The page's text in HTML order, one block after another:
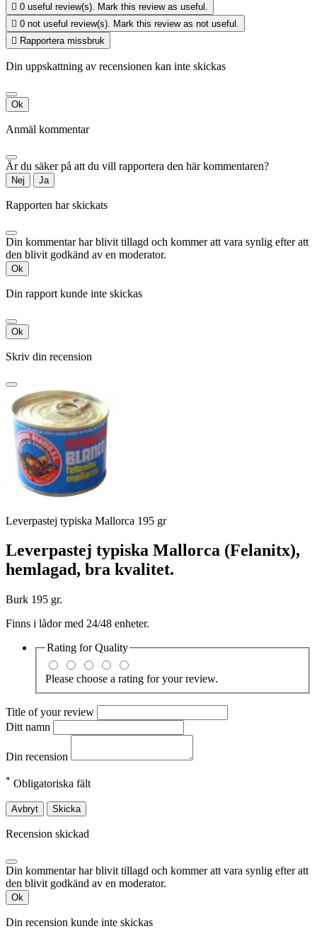
 0 useful review(s). Mark this review as useful.
 0 not useful review(s). Mark this review as not useful.
 Rapportera missbruk
Din uppskattning av recensionen kan inte skickas
Ok
Anmäl kommentar
Är du säker på att du vill rapportera den här kommentaren?
Nej Ja
Rapporten har skickats
Din kommentar har blivit tillagd och kommer att vara synlig efter att
den blivit godkänd av en moderator.
Ok
Din rapport kunde inte skickas
Ok
Skriv din recension
Leverpastej typiska Mallorca 195 gr
Leverpastej typiska Mallorca (Felanitx),
hemlagad, bra kvalitet.
Burk 195 gr.
Finns i lådor med 24/48 enheter.
Rating forQuality
Please choose a rating for your review.
Title of your review
Ditt namn
Din recension
* Obligatoriska fält
Avbryt Skicka
Recension skickad
Din kommentar har blivit tillagd och kommer att vara synlig efter att
den blivit godkänd av en moderator.
Ok
Din recension kunde inte skickas